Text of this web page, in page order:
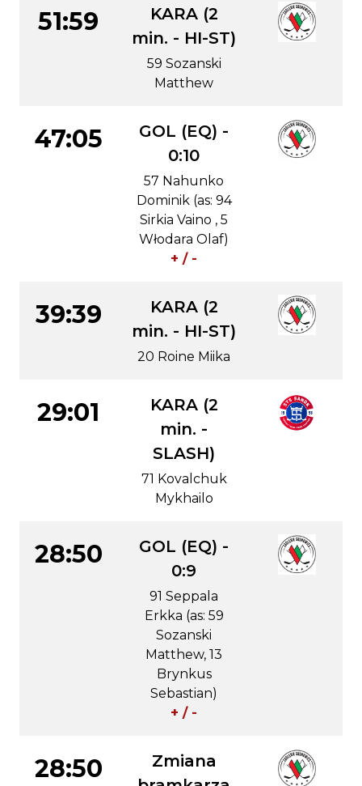
51:59
KARA (2
min. - HI-ST)
59 Sozanski
Matthew
47:05
GOL (EQ) -
0:10
57 Nahunko
Dominik (as: 94
Sirkia Vaino , 5
Włodara Olaf)
+ / -
39:39
KARA (2
min. - HI-ST)
20 Roine Miika
29:01
KARA (2
min. -
SLASH)
71 Kovalchuk
Mykhailo
28:50
GOL (EQ) -
0:9
91 Seppala
Erkka (as: 59
Sozanski
Matthew, 13
Brynkus
Sebastian)
+ / -
28:50
Zmiana